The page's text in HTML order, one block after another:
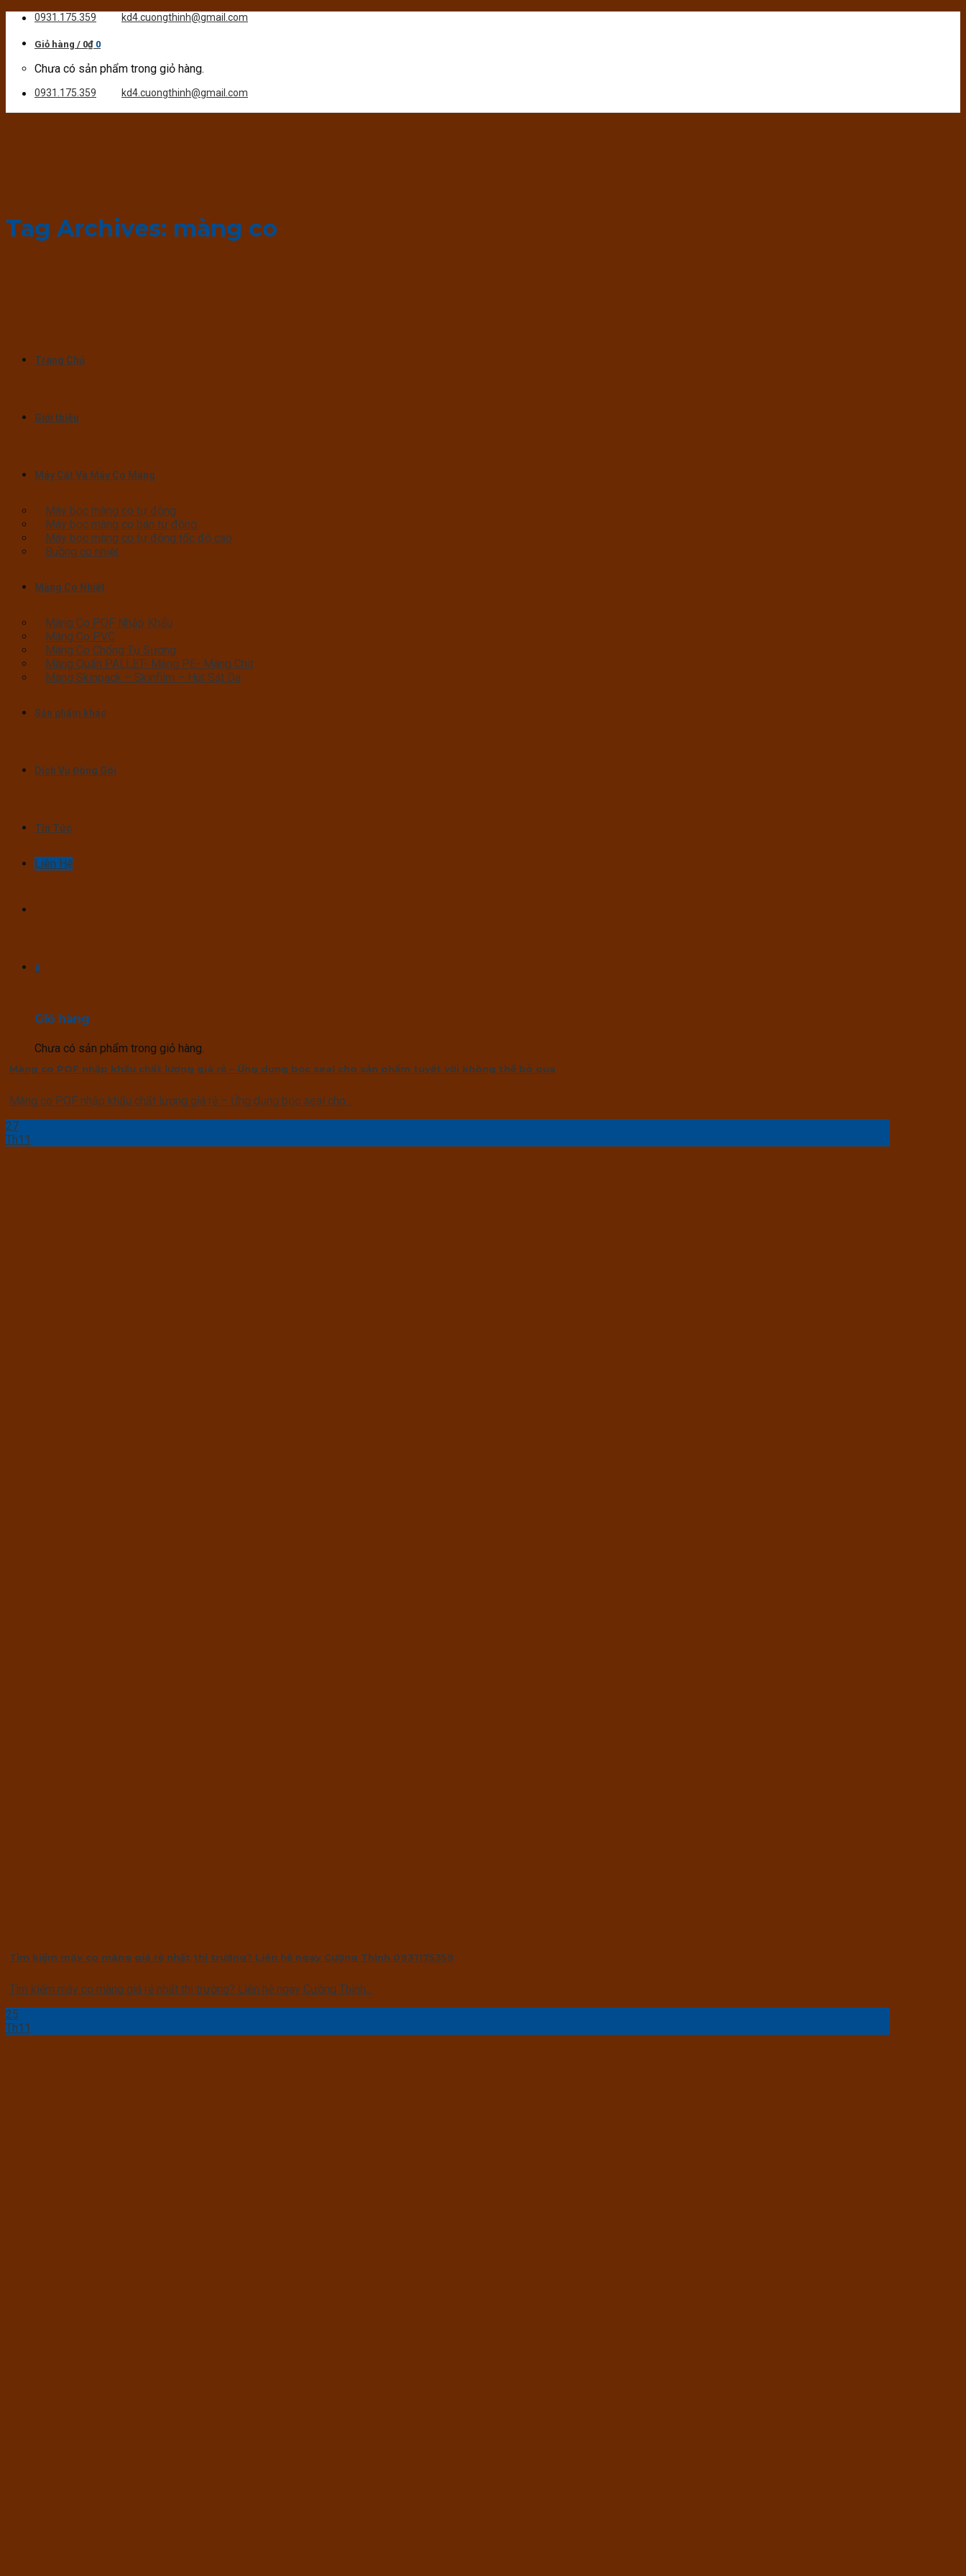
Skip
content
0931.175.359 kd4.cuongthinh@gmail.com
Giỏ hàng / 0₫ 0
Chưa có sản phẩm trong giỏ hàng.
0931.175.359 kd4.cuongthinh@gmail.com
Trang Chủ
Giới thiệu
Máy Cắt Và Máy Co Màng
Máy bọc màng co tự động
Máy bọc màng co bán tự động
Máy bọc màng co tự động tốc độ cao
Buồng co nhiệt
Màng Co Nhiệt
Màng Co POF Nhập Khẩu
Màng Co PVC
Màng Co Chống Tụ Sương
Màng Quấn PALLET- Màng PE- Màng Chit
Màng Skinpack – Skinfilm – Hút Sát Da
Sản phẩm khác
Dịch Vụ Đóng Gói
Tin Tức
Liên Hệ
0
Giỏ hàng
Chưa có sản phẩm trong giỏ hàng.
Tag Archives: màng co
Màng co POF nhập khẩu chất lượng giá rẻ – Ứng dụng bọc seal cho sản phẩm tuyệt vời không thể bỏ qua
Màng co POF nhập khẩu chất lượng giá rẻ – Ứng dụng bọc seal cho...
27
Th11
Tìm kiếm máy co màng giá rẻ nhất thị trường? Liên hệ ngay Cường Thịnh 0931175359
Tìm kiếm máy co màng giá rẻ nhất thị trường? Liên hệ ngay Cường Thịnh...
25
Th11